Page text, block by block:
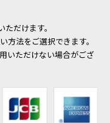
ただけます。
方法をご選択できます。
いただけない場合がござ